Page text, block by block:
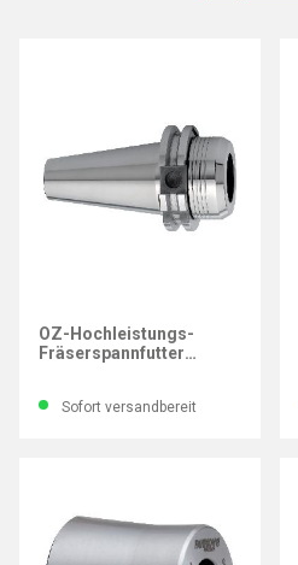
OZ-Hochleistungs-
Fräserspannfutter
Sofort versandbereit